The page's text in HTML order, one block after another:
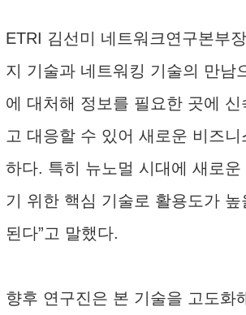
ETRI 김선미 네트워크연구본부
지 기술과 네트워킹 기술의 만남
에 대처해 정보를 필요한 곳에
고 대응할 수 있어 새로운 비즈니
하다. 특히 뉴노멀 시대에 새로
기 위한 핵심 기술로 활용도가 높
된다”고 말했다.
향후 연구진은 본 기술을 고도화